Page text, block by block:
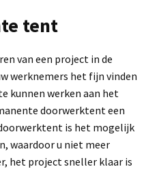
tent
van een project in de
werknemers het fijn vinden
kunnen werken aan het
doorwerktent een
is het mogelijk
waardoor u niet meer
het project sneller klaar is